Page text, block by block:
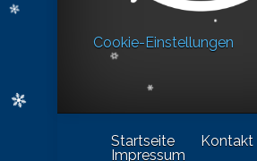
Cookie-Einstellungen
Startseite
Kontakt
Impressum